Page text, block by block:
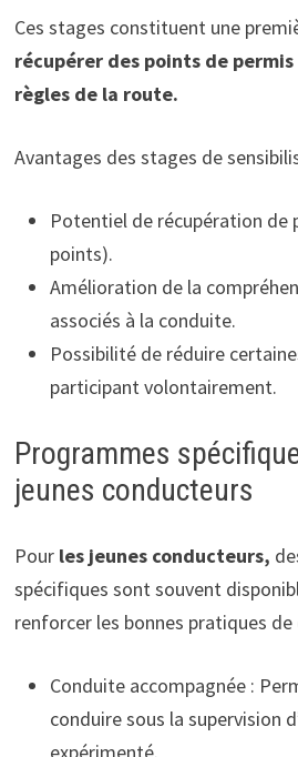
Ces stages constituent une
récupérer des points de
règles de la route.
Avantages des stages de
Potentiel de récupération de
points).
Amélioration de la
associés à la conduite.
Possibilité de réduire
participant volontairement.
Programmes
jeunes conducteurs
Pour les jeunes conducteurs,
spécifiques sont souvent
renforcer les bonnes pratiques
Conduite accompagnée :
conduire sous la supervision